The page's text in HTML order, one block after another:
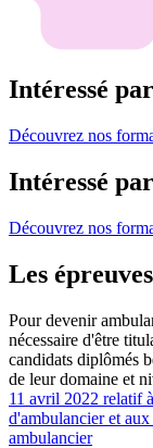
Intéressé
Découvrez nos
Intéressé
Découvrez nos
Les
Pour devenir
nécessaire d'être
candidats diplômés
de leur domaine et
11 avril 2022 relatif
d'ambulancier et
ambulancier